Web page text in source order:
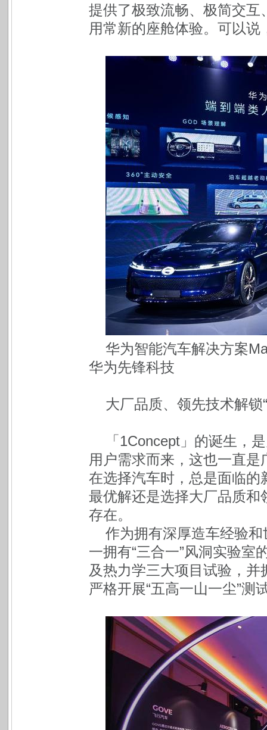
提供了极致流畅、极简交
用常新的座舱体验。可以
华为智能汽车解决方案
华为先锋科技
大厂品质、领先技术解
「1Concept」的诞生，
用户需求而来，这也一直
在选择汽车时，总是面临
最优解还是选择大厂品质
存在。
作为拥有深厚造车经验
一拥有“三合一”风洞实验室
及热力学三大项目试验，
严格开展“五高一山一尘”测